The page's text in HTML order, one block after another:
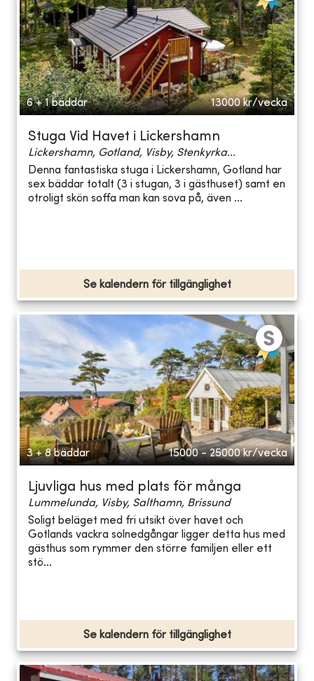
6 + 1 bäddar 13000 kr/vecka
Stuga Vid Havet i Lickershamn
Lickershamn, Gotland, Visby, Stenkyrka...
Denna fantastiska stuga i Lickershamn, Gotland har
sex bäddar totalt (3 i stugan, 3 i gästhuset) samt en
otroligt skön soffa man kan sova på, även ...
Se kalendern för tillgänglighet
3 + 8 bäddar 15000 - 25000 kr/vecka
Ljuvliga hus med plats för många
Lummelunda, Visby, Salthamn, Brissund
Soligt beläget med fri utsikt över havet och
Gotlands vackra solnedgångar ligger detta hus med
gästhus som rymmer den större familjen eller ett
stö...
Se kalendern för tillgänglighet